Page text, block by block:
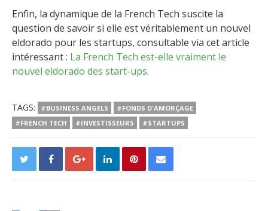
Enfin, la dynamique de la French Tech suscite la
question de savoir si elle est véritablement un nouvel
eldorado pour les startups, consultable via cet article
intéressant : La French Tech est-elle vraiment le
nouvel eldorado des start-ups.
TAGS: #BUSINESS ANGELS
#FONDS D'AMORÇAGE
#FRENCH TECH
#INVESTISSEURS #STARTUPS